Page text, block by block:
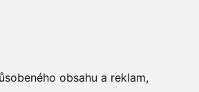
obsahu a reklam,